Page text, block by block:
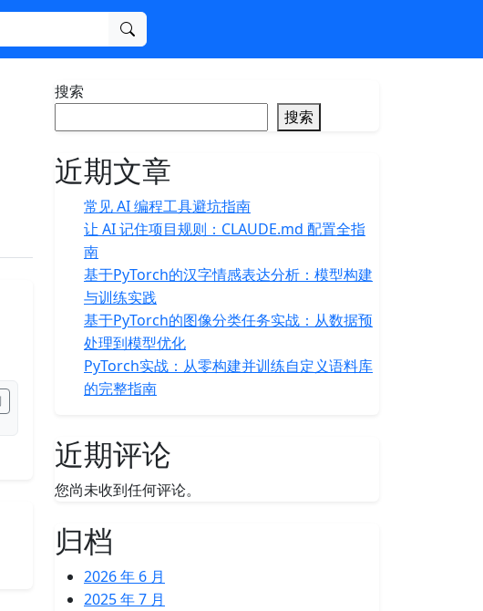
搜索
搜索
搜索
近期文章
常见 AI 编程工具避坑指南
让 AI 记住项目规则：CLAUDE.md 配置全指
南
基于PyTorch的汉字情感表达分析：模型构建
与训练实践
基于PyTorch的图像分类任务实战：从数据预
处理到模型优化
PyTorch实战：从零构建并训练自定义语料库
的完整指南
近期评论
您尚未收到任何评论。
归档
2026 年 6 月
2025 年 7 月